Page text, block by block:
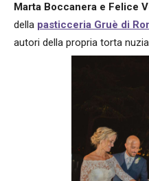
Marta Boccanera e Felice
della pasticceria Gruè di
autori della propria torta